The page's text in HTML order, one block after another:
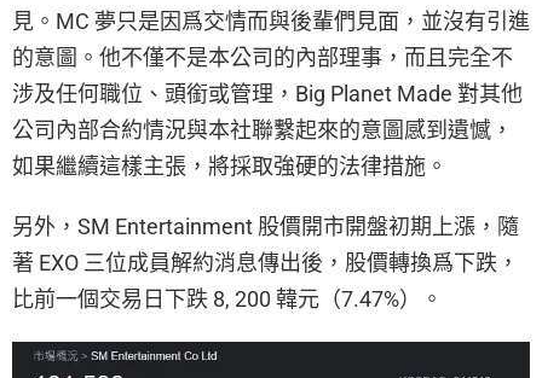
見。MC 夢只是因爲交情而與後輩們見面，並沒有引進
的意圖。他不僅不是本公司的內部理事，而且完全不
涉及任何職位、頭銜或管理，Big Planet Made 對其他
公司內部合約情況與本社聯繫起來的意圖感到遺憾，
如果繼續這樣主張，將採取強硬的法律措施。
另外，SM Entertainment 股價開市開盤初期上漲，隨
著 EXO 三位成員解約消息傳出後，股價轉換爲下跌，
比前一個交易日下跌 8, 200 韓元（7.47%）。